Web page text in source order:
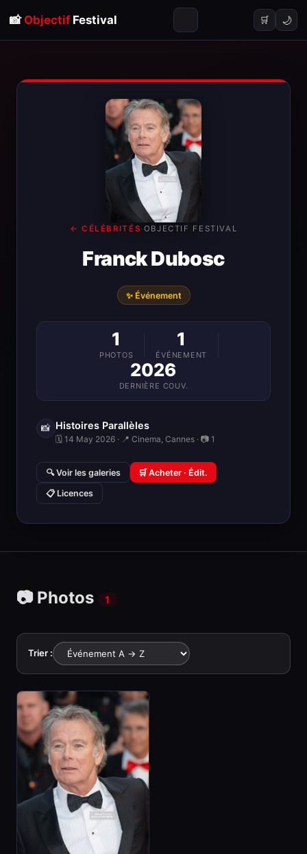
📸 ObjectifFestival 🛒 🌙
← CÉLÉBRITÉS· OBJECTIF FESTIVAL
Franck Dubosc
✨ Événement
1
PHOTOS
1
ÉVÉNEMENT
2026
DERNIÈRE COUV.
📸 Histoires Parallèles
🗓 14 May 2026 · 📍 Cinema, Cannes · 📷 1
🔍 Voir les galeries 🛒 Acheter · Édit.
📋 Licences
📷 Photos 1
Trier :